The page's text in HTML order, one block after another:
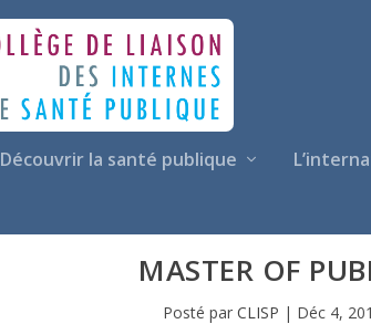
Découvrir la santé publique
MASTER OF
Posté par CLISP | Déc 4,